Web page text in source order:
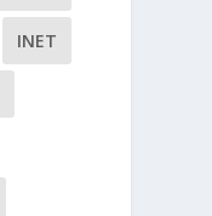
INET